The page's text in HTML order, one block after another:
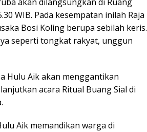
WIB. Pada kesempatan inilah Raja
Bosi Koling berupa sebilah keris.
seperti tongkat rakyat, unggun
Hulu Aik akan menggantikan
acara Ritual Buang Sial di
Aik memandikan warga di